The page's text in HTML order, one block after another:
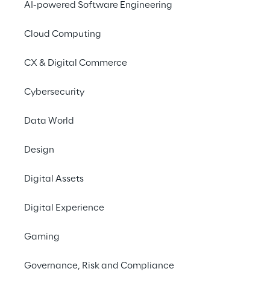
AI-powered Software Engineering
Cloud Computing
CX & Digital Commerce
Cybersecurity
Data World
Design
Digital Assets
Digital Experience
Gaming
Governance, Risk and Compliance